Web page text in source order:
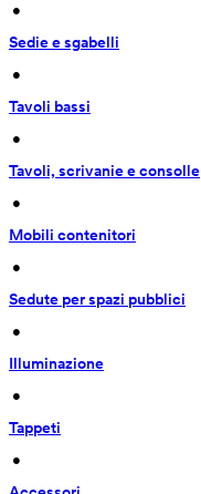
•
Sedie e sgabelli
•
Tavoli bassi
•
Tavoli, scrivanie e consolle
•
Mobili contenitori
•
Sedute per spazi pubblici
•
Illuminazione
•
Tappeti
•